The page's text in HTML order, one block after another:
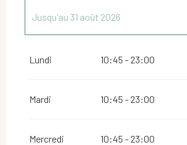
Jusqu'au 31 août 2026
Lundi 10:45 - 23:00
Mardi 10:45 - 23:00
Mercredi 10:45 - 23:00